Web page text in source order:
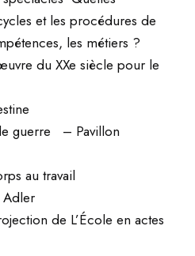
et les procédures de
les métiers ?
du XXe siècle pour le
guerre – Pavillon
au travail
Adler
de L’École en actes